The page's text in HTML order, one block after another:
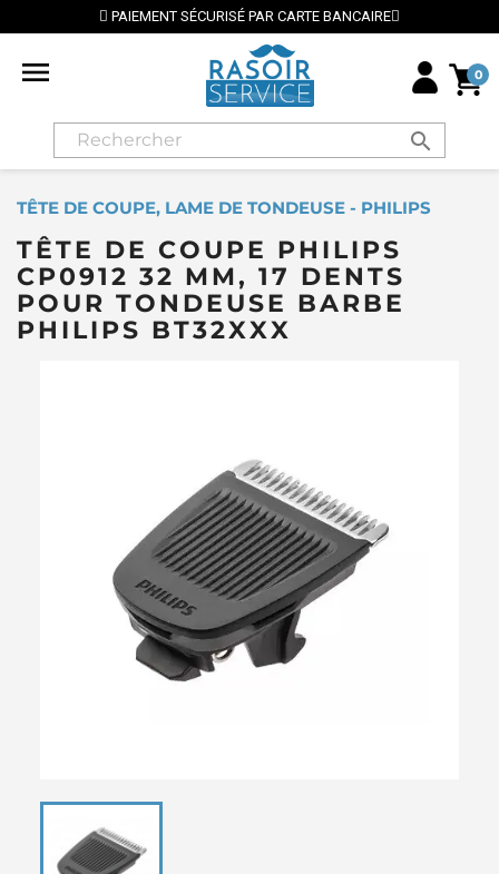
PAIEMENT SÉCURISÉ PAR CARTE BANCAIRE
 0
search
TÊTE DE COUPE, LAME DE TONDEUSE - PHILIPS
TÊTE DE COUPE PHILIPS
CP0912 32 MM, 17 DENTS
POUR TONDEUSE BARBE
PHILIPS BT32XXX